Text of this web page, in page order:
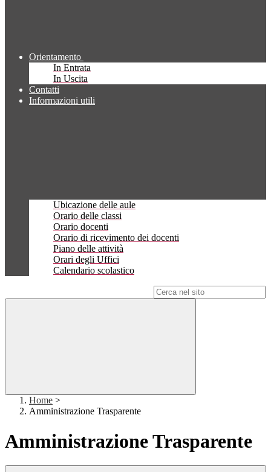
Orientamento
In Entrata
In Uscita
Contatti
Informazioni utili
Ubicazione delle aule
Orario delle classi
Orario docenti
Orario di ricevimento dei docenti
Piano delle attività
Orari degli Uffici
Calendario scolastico
Home >
Amministrazione Trasparente
Amministrazione Trasparente